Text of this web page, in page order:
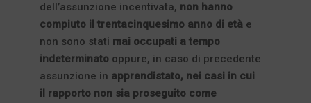
dell’assunzione incentivata, non hanno
compiuto il trentacinquesimo anno di etàe
non sono stati mai occupati a tempo
indeterminatooppure, in caso di precedente
assunzione in apprendistato, nei casi in cui
il rapporto non sia proseguito come